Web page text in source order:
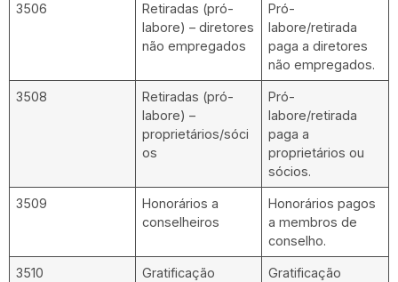
3506
Retiradas (pró-
labore) – diretores
não empregados
Pró-
labore/retirada
paga a diretores
não empregados.
3508
Retiradas (pró-
labore) –
proprietários/sóci
os
Pró-
labore/retirada
paga a
proprietários ou
sócios.
3509
Honorários a
conselheiros
Honorários pagos
a membros de
conselho.
3510
Gratificação
Gratificação